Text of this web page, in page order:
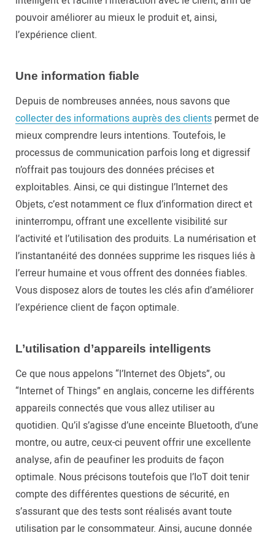
pouvoir améliorer au mieux le produit et, ainsi,
l’expérience client.
Une information fiable
Depuis de nombreuses années, nous savons que
collecter des informations auprès des clients permet de
mieux comprendre leurs intentions. Toutefois, le
processus de communication parfois long et digressif
n’offrait pas toujours des données précises et
exploitables. Ainsi, ce qui distingue l’Internet des
Objets, c’est notamment ce flux d’information direct et
ininterrompu, offrant une excellente visibilité sur
l’activité et l’utilisation des produits. La numérisation et
l’instantanéité des données supprime les risques liés à
l’erreur humaine et vous offrent des données fiables.
Vous disposez alors de toutes les clés afin d’améliorer
l’expérience client de façon optimale.
L’utilisation d’appareils intelligents
Ce que nous appelons “l’Internet des Objets”, ou
“Internet of Things” en anglais, concerne les différents
appareils connectés que vous allez utiliser au
quotidien. Qu’il s’agisse d’une enceinte Bluetooth, d’une
montre, ou autre, ceux-ci peuvent offrir une excellente
analyse, afin de peaufiner les produits de façon
optimale. Nous précisons toutefois que l’IoT doit tenir
compte des différentes questions de sécurité, en
s’assurant que des tests sont réalisés avant toute
utilisation par le consommateur. Ainsi, aucune donnée